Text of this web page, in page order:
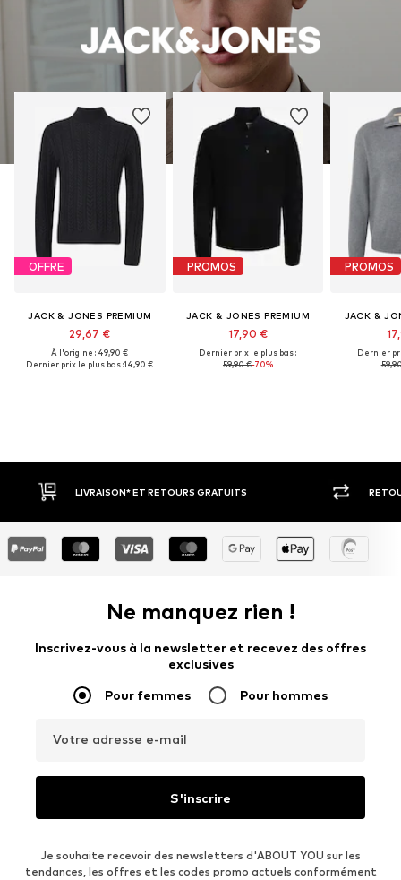
OFFRE
JACK & JONES PREMIUM
29,67 €
À l'origine : 49,90 €
Dernier prix le plus bas :14,90 €
PROMOS
JACK & JONES PREMIUM
17,90 €
Dernier prix le plus bas :
59,90 €-70%
PROMOS
JACK &
Dernier
LIVRAISON* ET RETOURS GRATUITS RETOUR SOUS
Ne manquez rien !
Inscrivez-vous à la newsletter et recevez des offres
exclusives
Pour femmes Pour hommes
Votre adresse e-mail
S'inscrire
Je souhaite recevoir des newsletters d'ABOUT YOU sur les
tendances, les offres et les codes promo actuels conformément